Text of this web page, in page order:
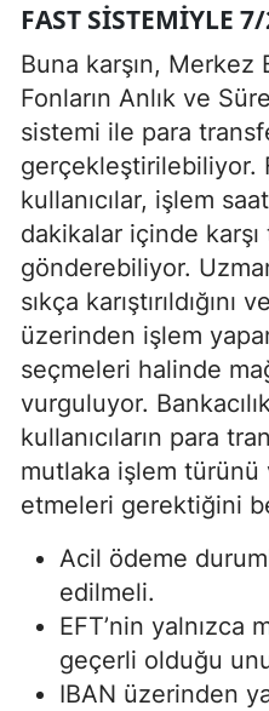
FAST SISTEMIYLE
Buna karşın, Merkez
Fonların Anlık ve
sistemi ile para
gerçekleştirilebiliyor.
kullanıcılar, işlem
dakikalar içinde
gönderebiliyor.
sıkça
üzerinden işlem
seçmeleri halinde
vurguluyor.
kullanıcıların para
mutlaka işlem
etmeleri gerektiğini
Acil ödeme
edilmeli.
EFT’nin yalnızca
geçerli olduğu
IBAN üzerinden